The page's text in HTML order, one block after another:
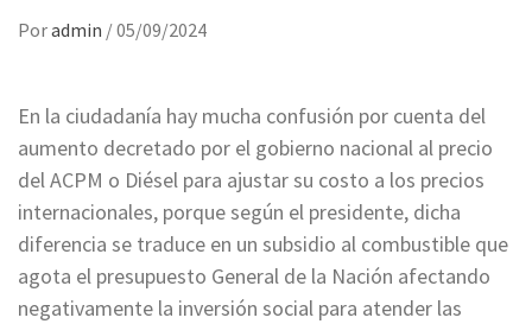
Poradmin /05/09/2024
En la ciudadanía hay mucha confusión por cuenta del
aumento decretado por el gobierno nacional al precio
del ACPM o Diésel para ajustar su costo a los precios
internacionales, porque según el presidente, dicha
diferencia se traduce en un subsidio al combustible que
agota el presupuesto General de la Nación afectando
negativamente la inversión social para atender las